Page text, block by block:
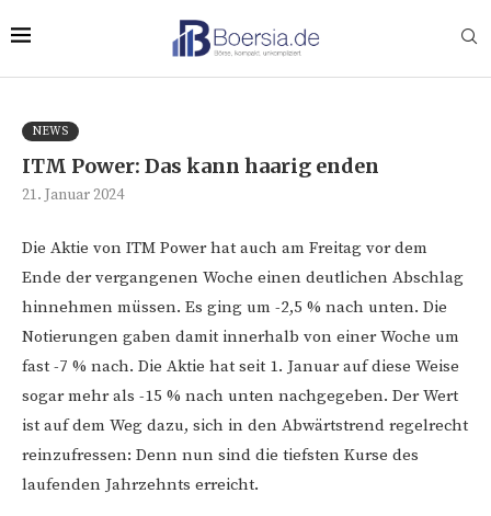
NEWS
ITM Power: Das kann haarig enden
21. Januar 2024
Die Aktie von ITM Power hat auch am Freitag vor dem
Ende der vergangenen Woche einen deutlichen Abschlag
hinnehmen müssen. Es ging um -2,5 % nach unten. Die
Notierungen gaben damit innerhalb von einer Woche um
fast -7 % nach. Die Aktie hat seit 1. Januar auf diese Weise
sogar mehr als -15 % nach unten nachgegeben. Der Wert
ist auf dem Weg dazu, sich in den Abwärtstrend regelrecht
reinzufressen: Denn nun sind die tiefsten Kurse des
laufenden Jahrzehnts erreicht.